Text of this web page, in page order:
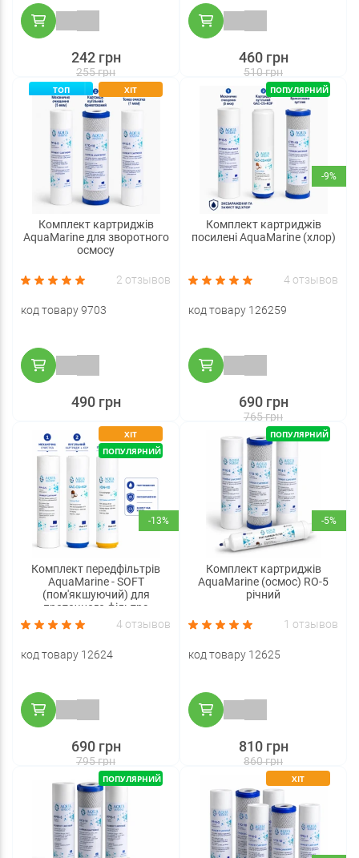
255 грн
242 грн
510 грн
460 грн
ТОП ХІТ
Комплект картриджів
AquaMarine для зворотного
осмосу
2 отзывов
код товару 9703
490 грн
-9%
ПОПУЛЯРНИЙ
Комплект картриджів
посилені AquaMarine (хлор)
4 отзывов
код товару 126259
765 грн
690 грн
-13%
ХІТ
ПОПУЛЯРНИЙ
Комплект передфільтрів
AquaMarine - SOFT
(пом'якшуючий) для
проточного фільтра
4 отзывов
код товару 12624
795 грн
690 грн
-5%
ПОПУЛЯРНИЙ
Комплект картриджів
AquaMarine (осмос) RO-5
річний
1 отзывов
код товару 12625
860 грн
810 грн
ПОПУЛЯРНИЙ ХІТ